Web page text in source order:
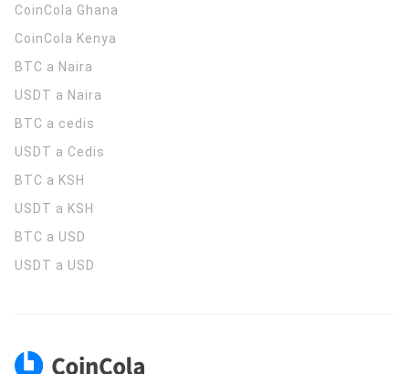
CoinCola Ghana
CoinCola Kenya
BTC a Naira
USDT a Naira
BTC a cedis
USDT a Cedis
BTC a KSH
USDT a KSH
BTC a USD
USDT a USD